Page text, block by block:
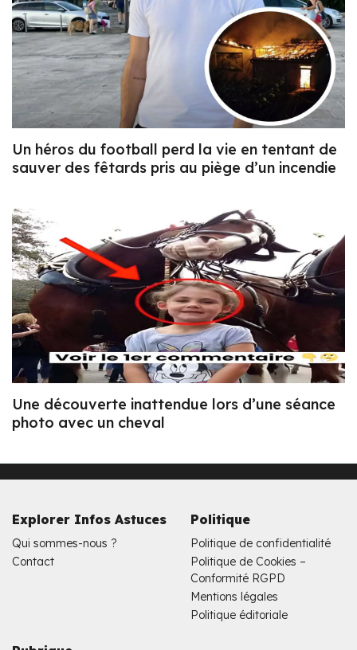
Un héros du football perd la vie en tentant de
sauver des fêtards pris au piège d’un incendie
Une découverte inattendue lors d’une séance
photo avec un cheval
Explorer Infos Astuces
Qui sommes-nous ?
Contact
Politique
Politique de confidentialité
Politique de Cookies –
Conformité RGPD
Mentions légales
Politique éditoriale